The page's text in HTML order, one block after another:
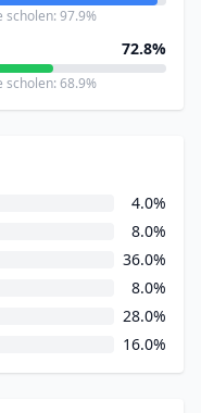
scholen: 97.9%
72.8%
scholen: 68.9%
4.0%
8.0%
36.0%
8.0%
28.0%
16.0%